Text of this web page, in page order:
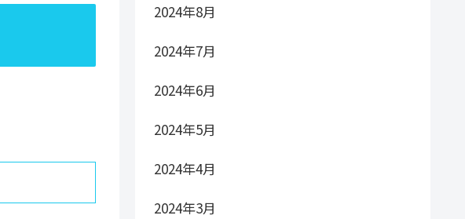
2024年8月
2024年7月
2024年6月
2024年5月
2024年4月
2024年3月